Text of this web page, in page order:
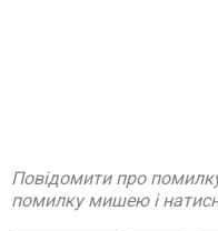
Повідомити про
помилку мишею і